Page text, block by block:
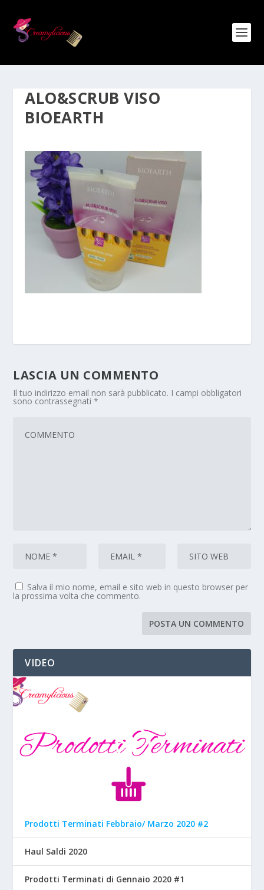
ALO&SCRUB VISO
BIOEARTH
LASCIA UN COMMENTO
Il tuo indirizzo email non sarà pubblicato. I campi obbligatori
sono contrassegnati*
Salva il mio nome, email e sito web in questo browser per
la prossima volta che commento.
VIDEO
Prodotti Terminati Febbraio/ Marzo 2020 #2
Haul Saldi 2020
Prodotti Terminati di Gennaio 2020 #1